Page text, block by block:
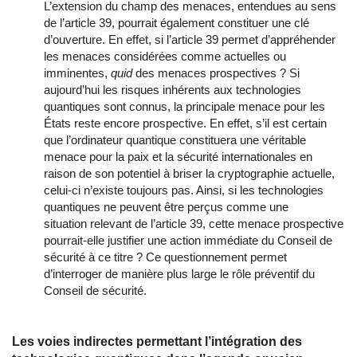
L’extension du champ des menaces, entendues au sens
de l’article 39, pourrait également constituer une clé
d’ouverture. En effet, si l’article 39 permet d’appréhender
les menaces considérées comme actuelles ou
imminentes, quiddes menaces prospectives ? Si
aujourd’hui les risques inhérents aux technologies
quantiques sont connus, la principale menace pour les
États reste encore prospective. En effet, s’il est certain
que l’ordinateur quantique constituera une véritable
menace pour la paix et la sécurité internationales en
raison de son potentiel à briser la cryptographie actuelle,
celui-ci n’existe toujours pas. Ainsi, si les technologies
quantiques ne peuvent être perçus comme une
situation relevant de l’article 39, cette menace prospective
pourrait-elle justifier une action immédiate du Conseil de
sécurité à ce titre ? Ce questionnement permet
d’interroger de manière plus large le rôle préventif du
Conseil de sécurité.
Les voies indirectes permettant l’intégration des